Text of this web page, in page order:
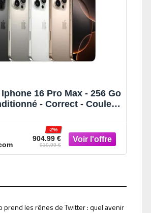
16 Pro Max - 256 Go
- Correct - Couleur
904.99 €
-2%
919.99 €
prend les rênes de Twitter : quel avenir